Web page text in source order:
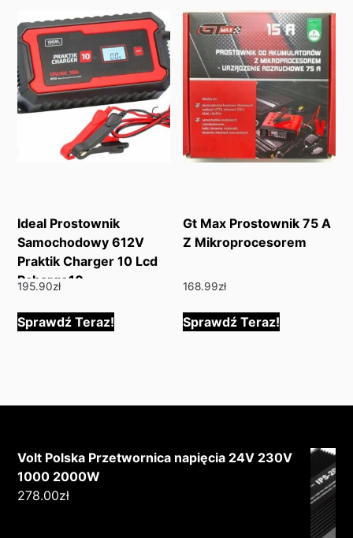
Ideal Prostownik
Samochodowy 612V
Praktik Charger 10 Lcd
Pcharge10
195.90zł
Sprawdź Teraz!
Gt Max Prostownik 75 A
Z Mikroprocesorem
168.99zł
Sprawdź Teraz!
Volt Polska Przetwornica napięcia 24V 230V
1000 2000W
278.00zł